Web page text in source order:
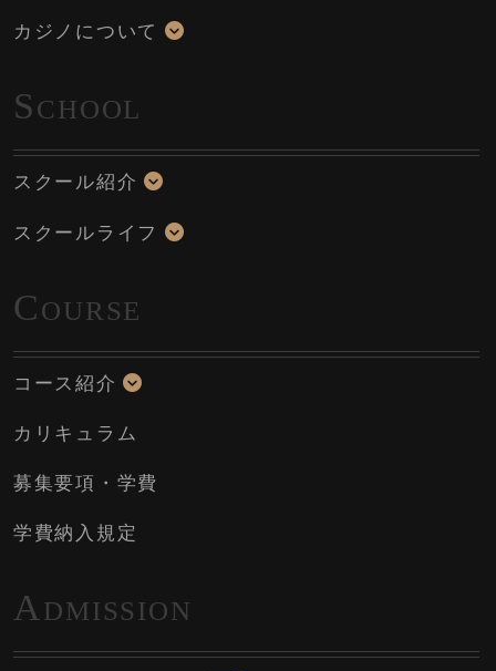
カジノについて
SCHOOL
スクール紹介
スクールライフ
COURSE
コース紹介
カリキュラム
募集要項・学費
学費納入規定
A DMISSION